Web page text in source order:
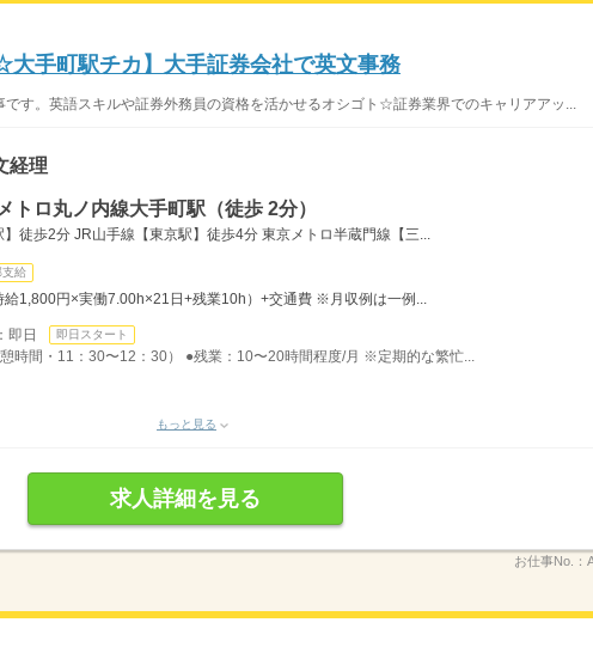
大手町駅チカ】大手証券会社で英文事務
です。英語スキルや証券外務員の資格を活かせるオシゴト☆証券業界でのキャリアアッ...
経理
トロ丸ノ内線大手町駅（徒歩 2分）
徒歩2分 JR山手線【東京駅】徒歩4分 東京メトロ半蔵門線【三...
支給
給1,800円×実働7.00h×21日+残業10h）+交通費 ※月収例は一例...
日 即日スタート
時間・11：30〜12：30） ●残業：10〜20時間程度/月 ※定期的な繁忙...
もっと見る
求人詳細を見る
お仕事No.：